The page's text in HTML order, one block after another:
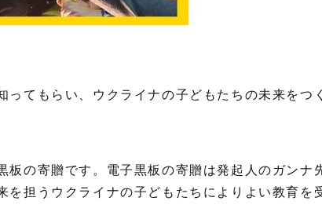
てもらい、ウクライナの子どもたちの未来をつ
の寄贈です。電子黒板の寄贈は発起人のガンナ
担うウクライナの子どもたちによりよい教育を